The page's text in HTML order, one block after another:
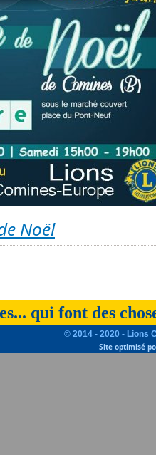
Noël
qui font des
© 2014 - 2020 - Lions
Site optimisé